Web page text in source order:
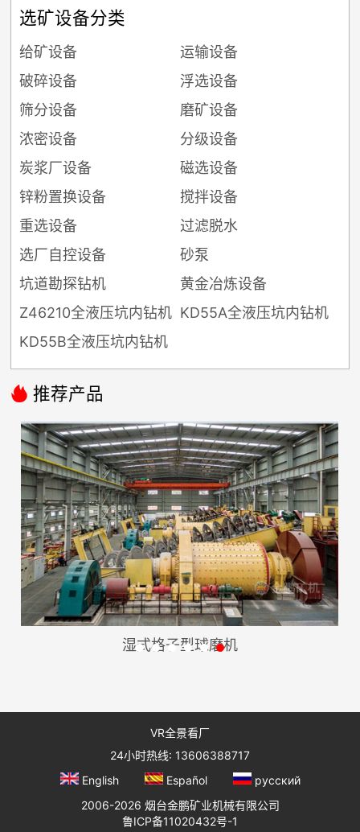
选矿设备分类
给矿设备
运输设备
破碎设备
浮选设备
筛分设备
磨矿设备
浓密设备
分级设备
炭浆厂设备
磁选设备
锌粉置换设备
搅拌设备
重选设备
过滤脱水
选厂自控设备
砂泵
坑道勘探钻机
黄金冶炼设备
Z46210全液压坑内钻机 KD55A全液压坑内钻机
KD55B全液压坑内钻机
 推荐产品
湿式格子型球磨机
VR全景看厂
24小时热线: 13606388717
English
Español
русский
2006-2026 烟台金鹏矿业机械有限公司
鲁ICP备11020432号-1